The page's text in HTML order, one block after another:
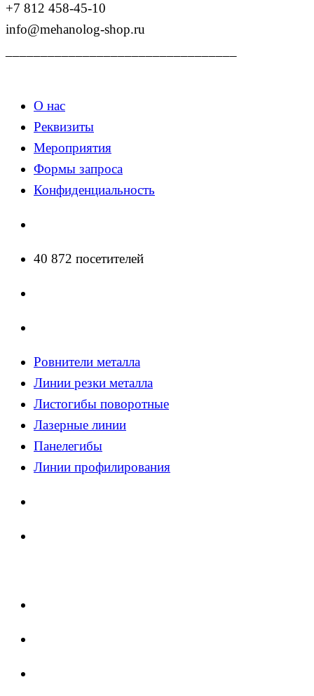
+7 812 458-45-10
info@mehanolog-shop.ru
О нас
Реквизиты
Мероприятия
Формы запроса
Конфиденциальность
40 872 посетителей
Ровнители металла
Линии резки металла
Листогибы поворотные
Лазерные линии
Панелегибы
Линии профилирования